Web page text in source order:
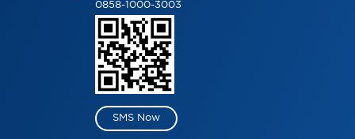
0858-1000-3003
SMS Now